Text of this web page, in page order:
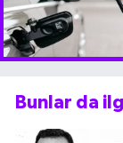
Bunlar da